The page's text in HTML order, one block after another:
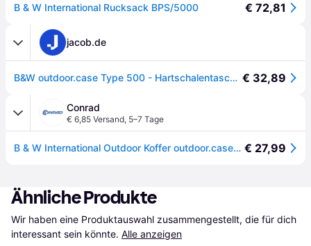
B & W International Rucksack BPS/5000 € 72,81
jacob.de
B&W outdoor.case Type 500 - Hartschalentasche - Polypropylen - Schwarz (500/B) € 32,89
Conrad
€ 6,85 Versand, 5–7 Tage
B & W International Outdoor Koffer outdoor.cases Typ 500 (B x H x T) 230 x 180 x - [Schwarz] € 27,99
Ähnliche Produkte
Wir haben eine Produktauswahl zusammengestellt, die für dich
interessant sein könnte. Alle anzeigen